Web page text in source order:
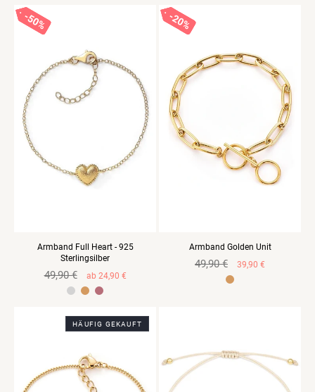
50%
50%
50%
Armband Full Heart - 925
Sterlingsilber
Normaler
49,90 € Verkaufspreis
ab 24,90 €
20%
20%
20%
Armband Golden Unit
Normaler
49,90 € Verkaufspreis
39,90 €
HÄUFIG GEKAUFT